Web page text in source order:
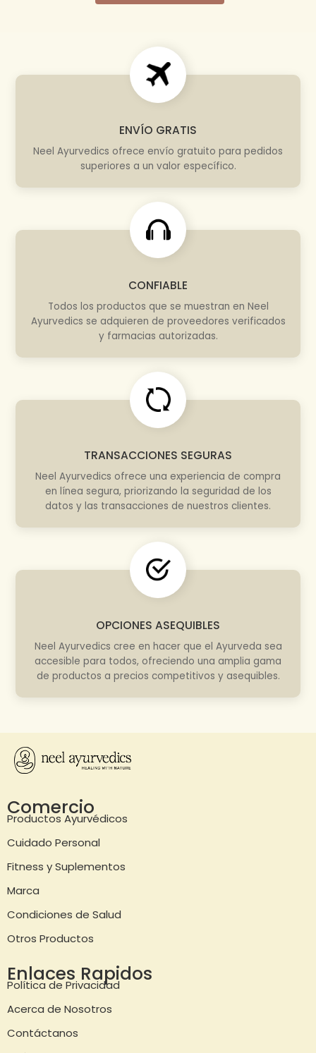
ENVÍO GRATIS
Neel Ayurvedics ofrece envío gratuito para pedidos
superiores a un valor específico.
CONFIABLE
Todos los productos que se muestran en Neel
Ayurvedics se adquieren de proveedores verificados
y farmacias autorizadas.
TRANSACCIONES SEGURAS
Neel Ayurvedics ofrece una experiencia de compra
en línea segura, priorizando la seguridad de los
datos y las transacciones de nuestros clientes.
OPCIONES ASEQUIBLES
Neel Ayurvedics cree en hacer que el Ayurveda sea
accesible para todos, ofreciendo una amplia gama
de productos a precios competitivos y asequibles.
Comercio
Productos Ayurvédicos
Cuidado Personal
Fitness y Suplementos
Marca
Condiciones de Salud
Otros Productos
Enlaces Rapidos
Política de Privacidad
Acerca de Nosotros
Contáctanos